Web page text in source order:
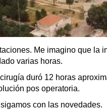
Me imagino que la
varias horas.
duró 12 horas
pos operatoria.
con las novedades.